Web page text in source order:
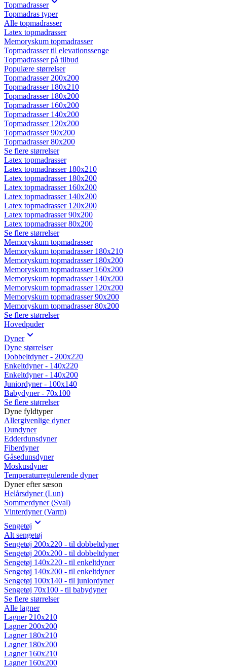
Topmadrasser
Topmadras typer
Alle topmadrasser
Latex topmadrasser
Memoryskum topmadrasser
Topmadrasser til elevationssenge
Topmadrasser på tilbud
Populære størrelser
Topmadrasser 200x200
Topmadrasser 180x210
Topmadrasser 180x200
Topmadrasser 160x200
Topmadrasser 140x200
Topmadrasser 120x200
Topmadrasser 90x200
Topmadrasser 80x200
Se flere størrelser
Latex topmadrasser
Latex topmadrasser 180x210
Latex topmadrasser 180x200
Latex topmadrasser 160x200
Latex topmadrasser 140x200
Latex topmadrasser 120x200
Latex topmadrasser 90x200
Latex topmadrasser 80x200
Se flere størrelser
Memoryskum topmadrasser
Memoryskum topmadrasser 180x210
Memoryskum topmadrasser 180x200
Memoryskum topmadrasser 160x200
Memoryskum topmadrasser 140x200
Memoryskum topmadrasser 120x200
Memoryskum topmadrasser 90x200
Memoryskum topmadrasser 80x200
Se flere størrelser
Hovedpuder
Dyner
Dyne størrelser
Dobbeltdyner - 200x220
Enkeltdyner - 140x220
Enkeltdyner - 140x200
Juniordyner - 100x140
Babydyner - 70x100
Se flere størrelser
Dyne fyldtyper
Allergivenlige dyner
Dundyner
Edderdunsdyner
Fiberdyner
Gåsedunsdyner
Moskusdyner
Temperaturregulerende dyner
Dyner efter sæson
Helårsdyner (Lun)
Sommerdyner (Sval)
Vinterdyner (Varm)
Sengetøj
Alt sengetøj
Sengetøj 200x220 - til dobbeltdyner
Sengetøj 200x200 - til dobbeltdyner
Sengetøj 140x220 - til enkeltdyner
Sengetøj 140x200 - til enkeltdyner
Sengetøj 100x140 - til juniordyner
Sengetøj 70x100 - til babydyner
Se flere størrelser
Alle lagner
Lagner 210x210
Lagner 200x200
Lagner 180x210
Lagner 180x200
Lagner 160x210
Lagner 160x200